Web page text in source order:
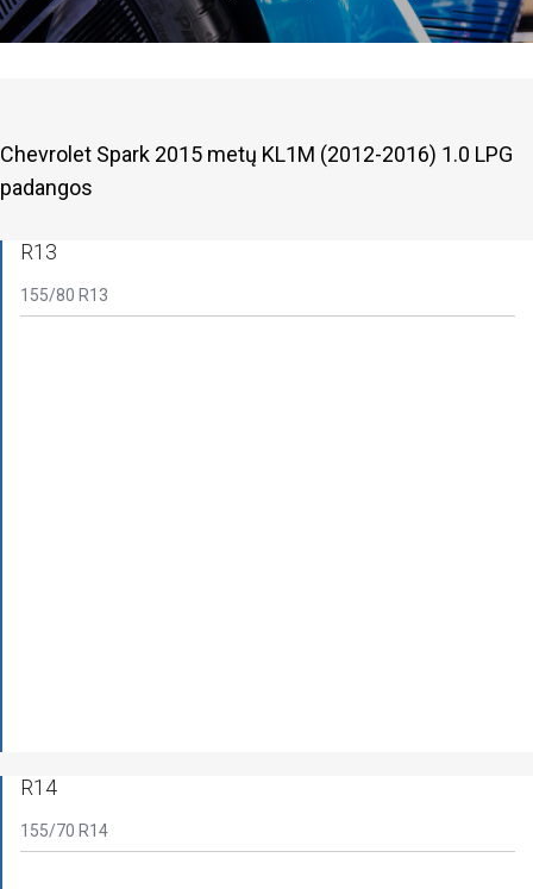
Chevrolet Spark 2015 metų KL1M (2012-2016) 1.0 LPG
padangos
R13
155/80 R13
R14
155/70 R14